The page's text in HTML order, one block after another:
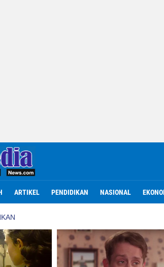
ARTIKEL PENDIDIKAN NASIONAL